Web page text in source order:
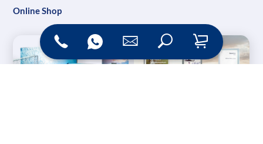
Online Shop